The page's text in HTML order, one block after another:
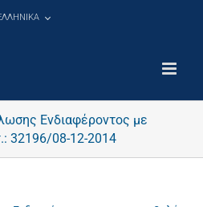
Ενδιαφέροντος με
32196/08-12-2014